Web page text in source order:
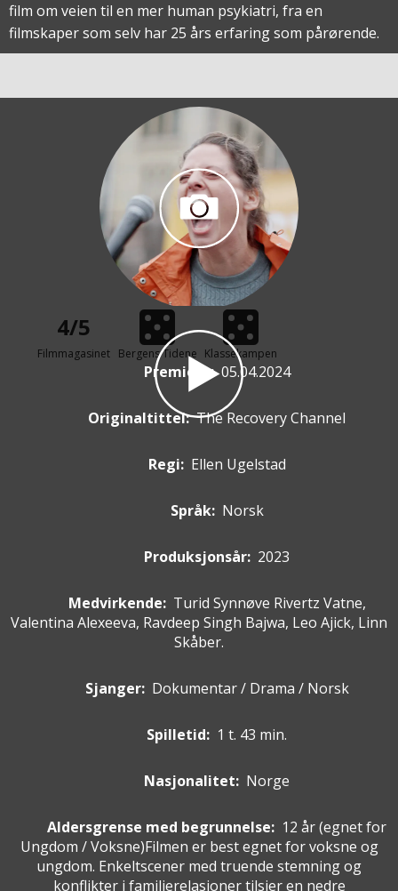
film om veien til en mer human psykiatri, fra en
filmskaper som selv har 25 års erfaring som pårørende.
4/5
Filmmagasinet Bergens Tidene Klassekampen
Premiere: 05.04.2024
Originaltittel: The Recovery Channel
Regi: Ellen Ugelstad
Språk: Norsk
Produksjonsår: 2023
Medvirkende: Turid Synnøve Rivertz Vatne,
Valentina Alexeeva, Ravdeep Singh Bajwa, Leo Ajick, Linn
Skåber.
Sjanger: Dokumentar / Drama / Norsk
Spilletid: 1 t. 43 min.
Nasjonalitet: Norge
Aldersgrense med begrunnelse: 12 år(egnet for
Ungdom / Voksne)Filmen er best egnet for voksne og
ungdom. Enkeltscener med truende stemning og
konflikter i familierelasjoner tilsier en nedre